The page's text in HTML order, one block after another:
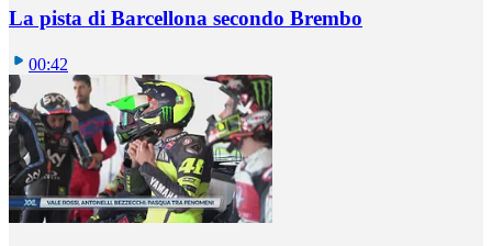
La pista di Barcellona secondo Brembo
00:42